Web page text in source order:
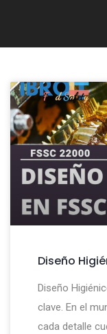
Diseño
Diseño
clave. En el
cada detalle